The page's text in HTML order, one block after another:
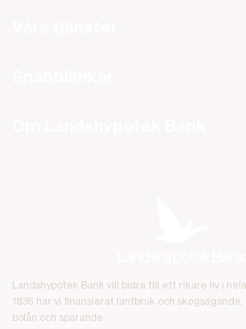
Landshypotek Bank vill bidra till ett rikare liv i
1836 har vi finansierat lantbruk och
bolån och sparande.